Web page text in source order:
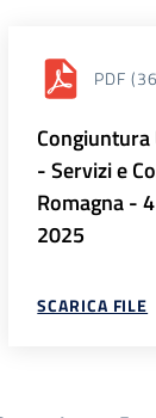
PDF
- Servizi e
Romagna -
2025
SCARICA FILE